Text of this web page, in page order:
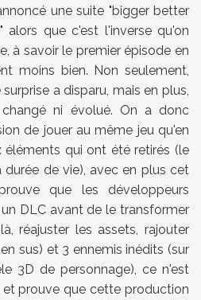
une suite "bigger better
alors que c'est l'inverse qu'on
à savoir le premier épisode en
moins bien. Non seulement,
a disparu, mais en plus,
ni évolué. On a donc
de jouer au même jeu qu'en
éléments qui ont été retirés (le
durée de vie), avec en plus cet
que les développeurs
DLC avant de le transformer
réajuster les assets, rajouter
sus) et 3 ennemis inédits (sur
3D de personnage), ce n'est
et prouve que cette production